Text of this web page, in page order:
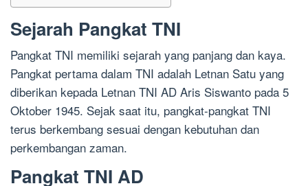
Sejarah Pangkat TNI
Pangkat TNI memiliki sejarah yang panjang dan kaya.
Pangkat pertama dalam TNI adalah Letnan Satu yang
diberikan kepada Letnan TNI AD Aris Siswanto pada 5
Oktober 1945. Sejak saat itu, pangkat-pangkat TNI
terus berkembang sesuai dengan kebutuhan dan
perkembangan zaman.
Pangkat TNI AD